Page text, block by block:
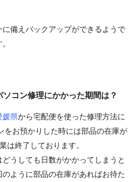
備えバックアップができるようで
コン修理にかかった期間は？
媛県から宅配便を使った修理方法に
をお預かりした時には部品の在庫が
は終了しております。
うしても日数がかかってしまうと
ように部品の在庫があればお待た